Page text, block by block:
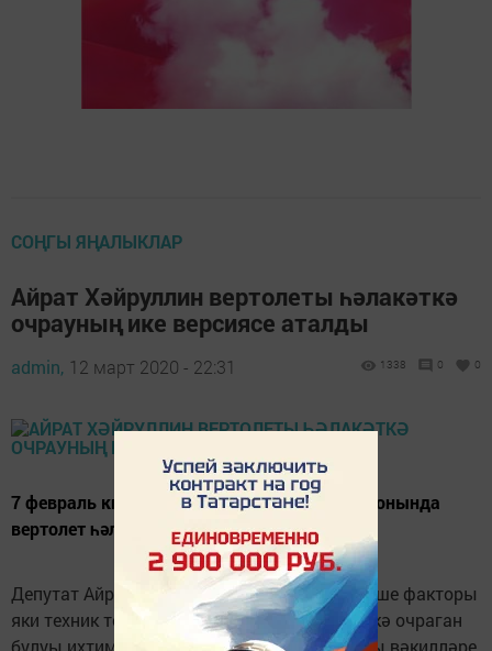
СОҢГЫ ЯҢАЛЫКЛАР
Айрат Хәйруллин вертолеты һәлакәткә
очрауның ике версиясе аталды
admin, 12 март 2020 - 22:31 1338 0 0
7 февраль кичендә Татарстанның Лаеш районында
вертолет һәлакәте булды.
Депутат Айрат Хәйруллинның вертолеты кеше факторы
яки техник төзексезлек аркасында һәлакәткә очраган
булуы ихтимал. Бу хакта матбугат чаралары вәкилләре